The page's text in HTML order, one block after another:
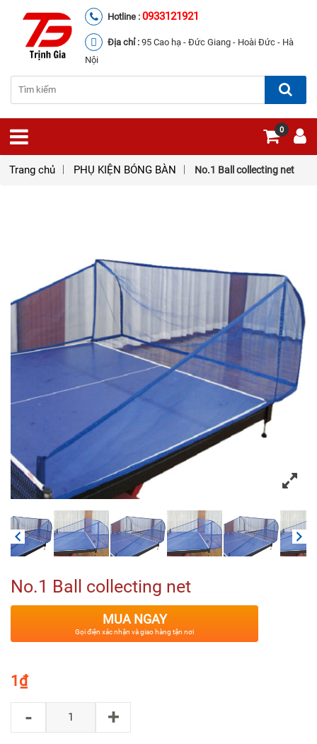
Hotline : 0933121921
Địa chỉ : 95 Cao hạ - Đức Giang - Hoài Đức - Hà
Nội
0
Trang chủ PHỤ KIỆN BÓNG BÀN No.1 Ball collecting net
No.1 Ball collecting net
MUA NGAY
Gọi điện xác nhận và giao hàng tận nơi
₫
1
- +